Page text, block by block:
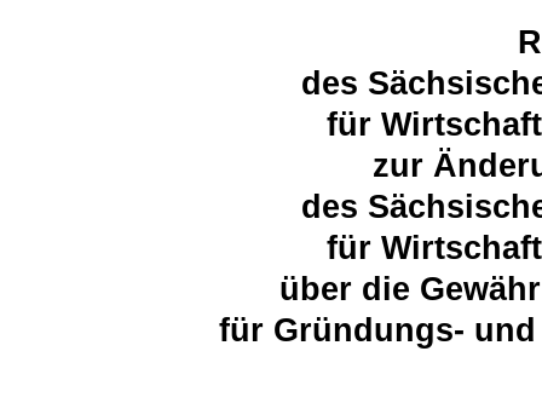
des
für
zur
des
für
über die
für Gründungs-